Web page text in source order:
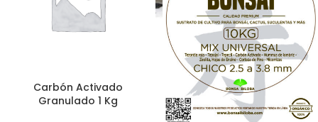
Carbón Activado
Granulado 1 Kg